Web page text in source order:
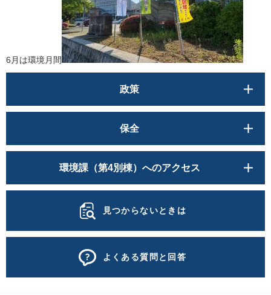
6月は環境月間
政策
保全
環境課（第4別棟）へのアクセス
見つからないときは
よくある質問と回答